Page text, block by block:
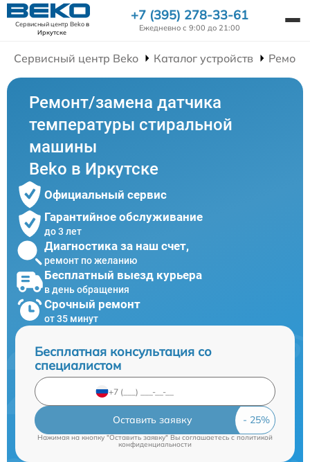
Сервисный центр Bekoв
Иркутске
+7 (395) 278-33-61
Ежедневно с 9:00 до 21:00
Сервисный центр Beko Каталог устройств
Ремонт/замена датчика
температуры стиральной
машины
Beko в Иркутске
Официальный сервис
Гарантийное обслуживание
до 3 лет
Диагностика за наш счет,
ремонт по желанию
Бесплатный выезд курьера
в день обращения
Срочный ремонт
от 35 минут
Бесплатная консультация со
специалистом
Оставить заявку
Нажимая на кнопку "Оставить заявку" Вы соглашаетесь c политикой
конфиденциальности